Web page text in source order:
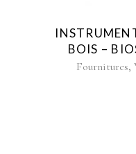
BOIS –
Fournitures,